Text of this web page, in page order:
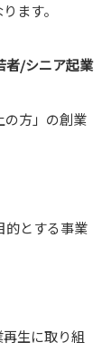
ます。
者/シニア起業
の方」の創業
的とする事業
生に取り組